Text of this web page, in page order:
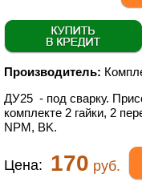
Производитель:
ДУ25 - под сварку.
комплекте 2 гайки, 2
NPM, BK.
Цена: 170 руб.